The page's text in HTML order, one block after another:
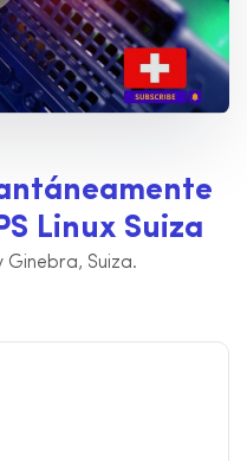
ntáneamente
S Linux Suiza
Ginebra, Suiza.